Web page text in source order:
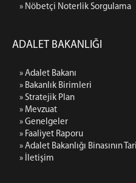
» Nöbetçi Noterlik Sorgulama
ADALET BAKANLIĞI
» Adalet Bakanı
» Bakanlık Birimleri
» Stratejik Plan
» Mevzuat
» Genelgeler
» Faaliyet Raporu
» Adalet Bakanlığı Binasının
» İletişim